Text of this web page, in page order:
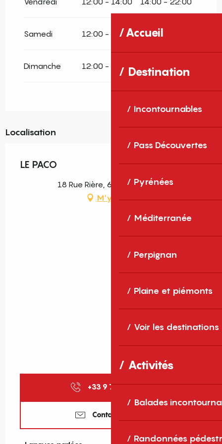
Accueil
Destination
Incontournables
Pass Découvertes
Pyrénées
Méditerranée
Perpignan
Plaine et piémonts
Voir les destinations
Activités
Balades
Randonnées
Samedi 12:00 - 14:00 14:00 - 22:00
Dimanche 12:00 - 14:00 14:00 - 22:00
Localisation
LE PACO
18 Rue Rière, 66190 Collioure
M'y rendre
+33 9 72 93 85▒▒
Contactez-nous